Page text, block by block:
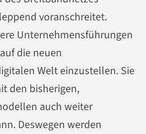
voranschreitet.
Unternehmensführungen
die neuen
Welt einzustellen. Sie
den bisherigen,
auch weiter
Deswegen werden